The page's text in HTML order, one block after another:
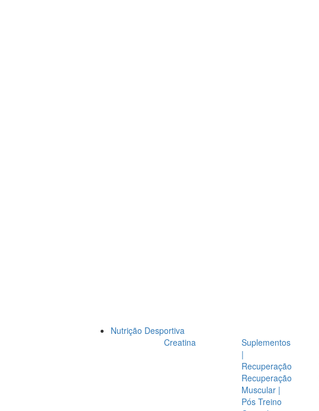
Nutrição Desportiva
Creatina
Suplementos
|
Recuperação
Recuperação
Muscular |
Pós Treino